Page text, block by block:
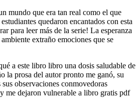
mundo que era tan real como el que
quedaron encantados con esta
para leer más de la serie! La esperanza
extraño emociones que se
a este libro libro una dosis saludable de
la prosa del autor pronto me ganó, su
observaciones conmovedoras
me dejaron vulnerable a libro gratis pdf